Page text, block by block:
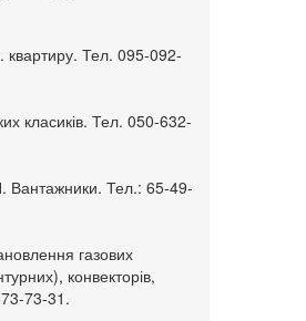
квартиру. Тел. 095-092-
класиків. Тел. 050-632-
Тел.: 65-49-
газових
конвекторів,
73-31.